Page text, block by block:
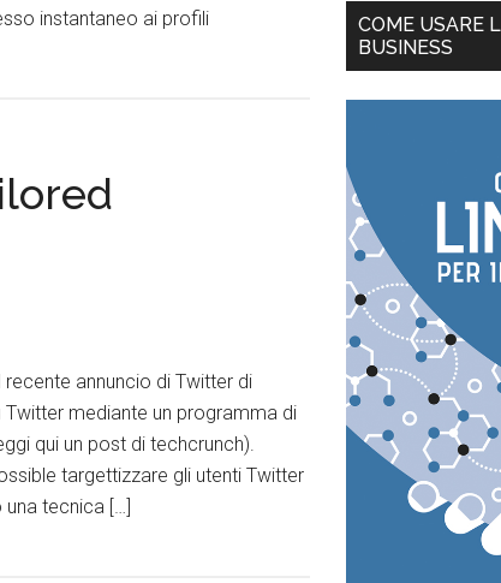
instantaneo ai profili
annuncio di Twitter di
mediante un programma di
qui un post di techcrunch).
targettizzare gli utenti Twitter
una tecnica […]
COME USARE
BUSINESS